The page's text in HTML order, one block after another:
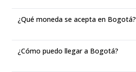
¿Qué moneda se acepta en Bogotá?
¿Cómo puedo llegar a Bogotá?